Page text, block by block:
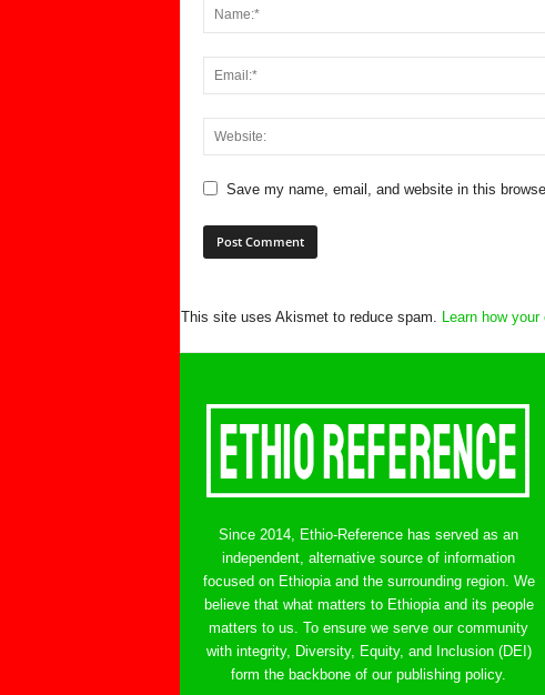
Save my name, email, and website in this
This site uses Akismet to reduce spam. Learn how
Since 2014, Ethio-Reference has served as an
independent, alternative source of information
focused on Ethiopia and the surrounding region. We
believe that what matters to Ethiopia and its people
matters to us. To ensure we serve our community
with integrity, Diversity, Equity, and Inclusion (DEI)
form the backbone of our publishing policy.